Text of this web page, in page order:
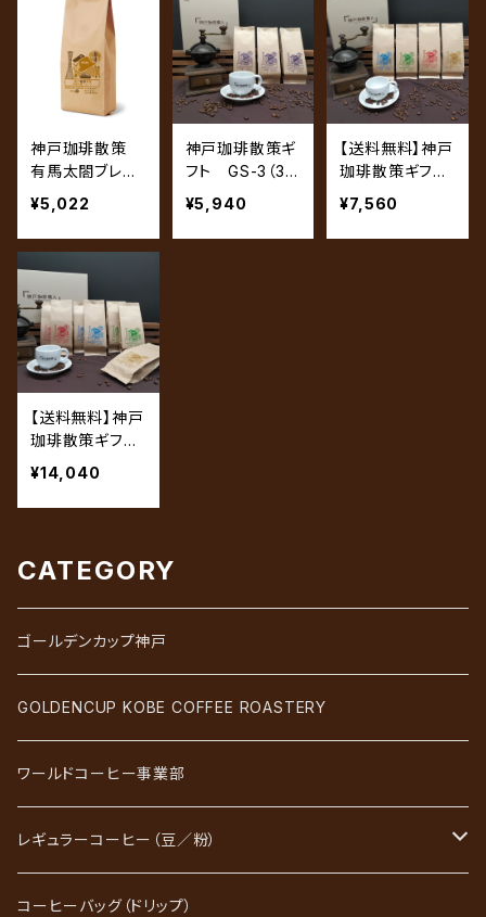
神戸珈琲散策
有馬太閤ブレン
ド 500g
¥5,022
神戸珈琲散策ギ
フト GS-3（3
袋セット）
¥5,940
【送料無料】神戸
珈琲散策ギフ
ト GS-4（4袋
セット）
¥7,560
【送料無料】神戸
珈琲散策ギフ
ト GS-7（7袋
セット）
¥14,040
CATEGORY
ゴールデンカップ神戸
GOLDENCUP KOBE COFFEE ROASTERY
ワールドコーヒー事業部
レギュラーコーヒー（豆／粉）
ブレンドコーヒー
コーヒーバッグ（ドリップ）